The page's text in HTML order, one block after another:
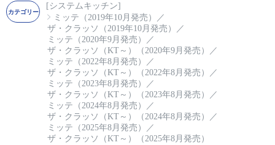
[システムキッチン]
ミッテ（2019年10月発売）
／
ザ・クラッソ（2019年10月発売）
／
ミッテ（2020年9月発売）
／
ザ・クラッソ（KT～）（2020年9月発売）
／
ミッテ（2022年8月発売）
／
ザ・クラッソ（KT～）（2022年8月発売）
／
ミッテ（2023年8月発売）
／
ザ・クラッソ（KT～）（2023年8月発売）
／
ミッテ（2024年8月発売）
／
ザ・クラッソ（KT～）（2024年8月発売）
／
ミッテ（2025年8月発売）
／
ザ・クラッソ（KT～）（2025年8月発売）